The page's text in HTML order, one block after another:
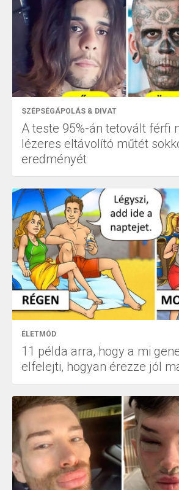
SZÉPSÉGÁPOLÁS & DIVAT
A teste 95%-án tetovált férfi
lézeres eltávolító műtét
eredményét
ÉLETMÓD
11 példa arra, hogy a mi
elfelejti, hogyan érezze jól